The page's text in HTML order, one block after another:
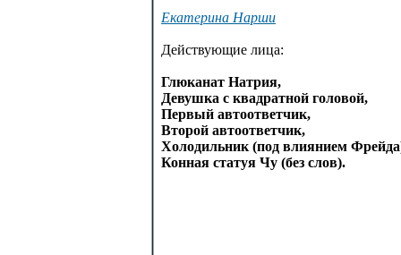
Екатерина Нарши
Действующие лица:
Глюканат Натрия,
Девушка с квадратной головой,
Первый автоответчик,
Второй автоответчик,
Холодильник (под влиянием
Конная статуя Чу (без слов).